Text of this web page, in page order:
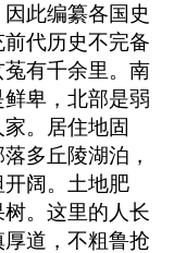
此编纂各国史
代历史不完备
有千余里。南
卑，北部是弱
。居住地固
多丘陵湖泊，
阔。土地肥
。这里的人长
道，不粗鲁抢